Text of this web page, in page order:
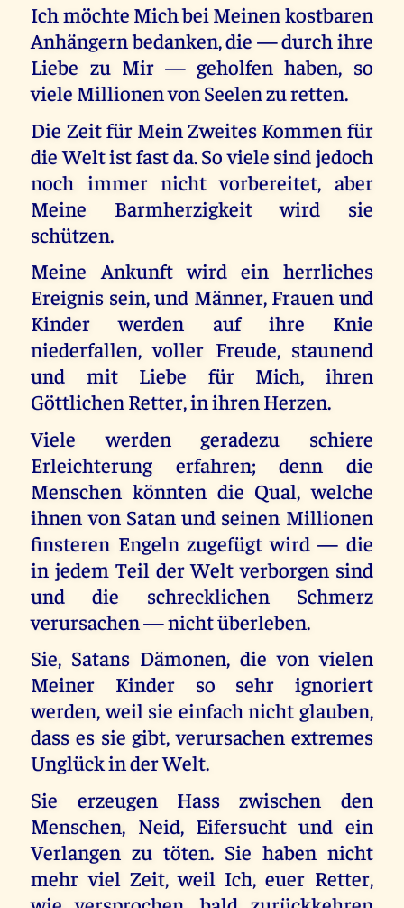
Ich möchte Mich bei Meinen kostbaren
Anhängern bedanken, die — durch ihre
Liebe zu Mir — geholfen haben, so
viele Millionen von Seelen zu retten.
Die Zeit für Mein Zweites Kommen für
die Welt ist fast da. So viele sind jedoch
noch immer nicht vorbereitet, aber
Meine Barmherzigkeit wird sie
schützen.
Meine Ankunft wird ein herrliches
Ereignis sein, und Männer, Frauen und
Kinder werden auf ihre Knie
niederfallen, voller Freude, staunend
und mit Liebe für Mich, ihren
Göttlichen Retter, in ihren Herzen.
Viele werden geradezu schiere
Erleichterung erfahren; denn die
Menschen könnten die Qual, welche
ihnen von Satan und seinen Millionen
finsteren Engeln zugefügt wird — die
in jedem Teil der Welt verborgen sind
und die schrecklichen Schmerz
verursachen — nicht überleben.
Sie, Satans Dämonen, die von vielen
Meiner Kinder so sehr ignoriert
werden, weil sie einfach nicht glauben,
dass es sie gibt, verursachen extremes
Unglück in der Welt.
Sie erzeugen Hass zwischen den
Menschen, Neid, Eifersucht und ein
Verlangen zu töten. Sie haben nicht
mehr viel Zeit, weil Ich, euer Retter,